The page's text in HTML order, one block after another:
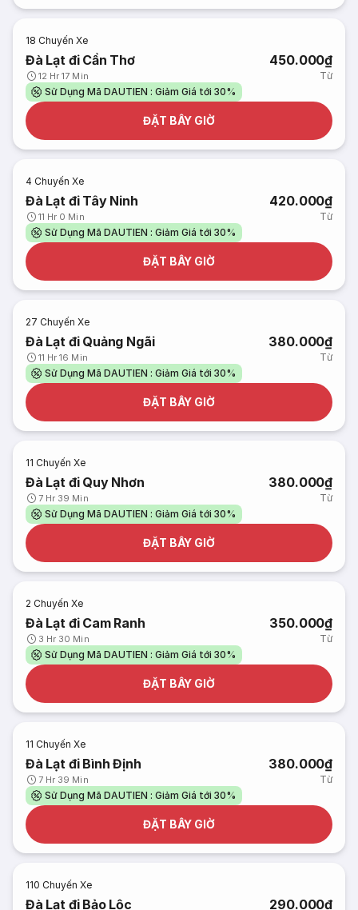
18 Chuyến Xe
Đà Lạt đi Cần Thơ
12 Hr 17 Min
450.000₫
Từ
Sử Dụng Mã DAUTIEN : Giảm Giá tới 30%
ĐẶT BÂY GIỜ
4 Chuyến Xe
Đà Lạt đi Tây Ninh
11 Hr 0 Min
420.000₫
Từ
Sử Dụng Mã DAUTIEN : Giảm Giá tới 30%
ĐẶT BÂY GIỜ
27 Chuyến Xe
Đà Lạt đi Quảng Ngãi
11 Hr 16 Min
380.000₫
Từ
Sử Dụng Mã DAUTIEN : Giảm Giá tới 30%
ĐẶT BÂY GIỜ
11 Chuyến Xe
Đà Lạt đi Quy Nhơn
7 Hr 39 Min
380.000₫
Từ
Sử Dụng Mã DAUTIEN : Giảm Giá tới 30%
ĐẶT BÂY GIỜ
2 Chuyến Xe
Đà Lạt đi Cam Ranh
3 Hr 30 Min
350.000₫
Từ
Sử Dụng Mã DAUTIEN : Giảm Giá tới 30%
ĐẶT BÂY GIỜ
11 Chuyến Xe
Đà Lạt đi Bình Định
7 Hr 39 Min
380.000₫
Từ
Sử Dụng Mã DAUTIEN : Giảm Giá tới 30%
ĐẶT BÂY GIỜ
110 Chuyến Xe
Đà Lạt đi Bảo Lộc 290.000₫